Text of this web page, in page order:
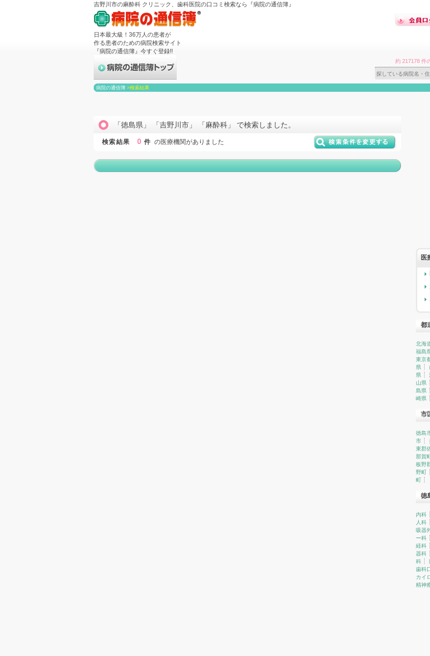
吉野川市の麻酔科 クリニック、歯科医院の口コミ検索なら『病院の通信簿』
日本最大級！36万人の患者が
作る患者のための病院検索サイト
『病院の通信簿』今すぐ登録!!
約 217178 件
病院の通信簿 >検索結果
「徳島県」 「吉野川市」 「麻酔科」 で検索しました。
検索結果 0 件 の医療機関がありました
医
都
北海
福島
東京
県
県
山県
島県
崎県
市
徳島
市
東郡
那賀
板野
野町
町
徳
内科
人科
吸器
ー科
経科
器科
科
歯科
カイ
精神